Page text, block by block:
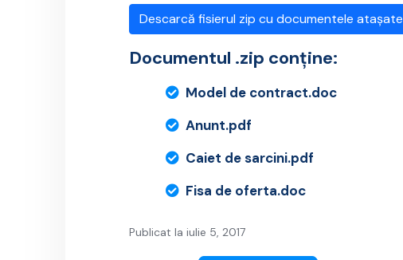
Descarcă fisierul zip cu documentele atașate
Documentul .zip conține:
Model de contract.doc
Anunt.pdf
Caiet de sarcini.pdf
Fisa de oferta.doc
Publicat la iulie 5, 2017